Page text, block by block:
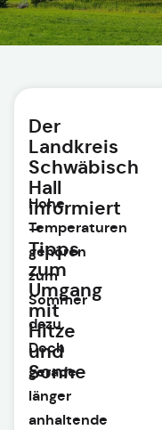
Der
Landkreis
Schwäbisch
Hall
informiert
–
Tipps
zum
Umgang
mit
Hitze
und
Sonne
Hohe
Temperaturen
gehören
zum
Sommer
dazu.
Doch
gerade
länger
anhaltende